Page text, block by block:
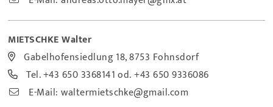
MIETSCHKE Walter
Gabelhofensiedlung 18, 8753 Fohnsdorf
Tel.+43 650 3368141od.+43 650 9336086
E-Mail:waltermietschke@gmail.com